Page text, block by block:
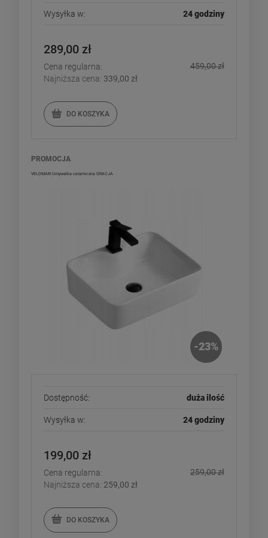
Wysyłka w: 24 godziny
289,00 zł
Cena regularna:
459,00 zł
Najniższa cena: 339,00 zł
DO KOSZYKA
VELDMAN Umywalka ceramiczna GRACJA
-23%
Dostępność: duża ilość
Wysyłka w: 24 godziny
199,00 zł
Cena regularna:
259,00 zł
Najniższa cena: 259,00 zł
DO KOSZYKA
PROMOCJA